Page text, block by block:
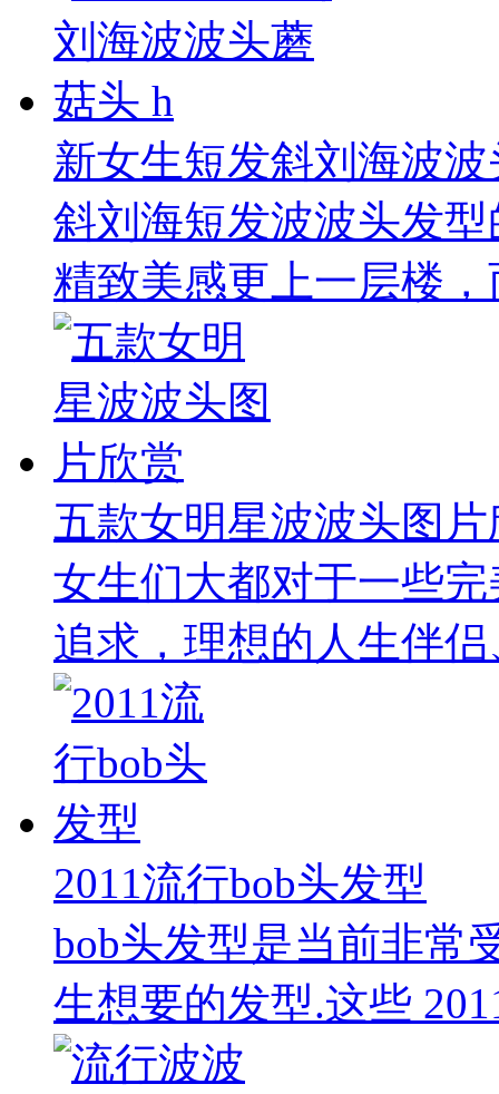
新女生短发斜刘海波
斜刘海短发波波头发
精致美感更上一层楼
五款女明星波波头图片
女生们大都对于一些
追求，理想的人生伴
2011流行bob头发型
bob头发型是当前非常
生想要的发型.这些